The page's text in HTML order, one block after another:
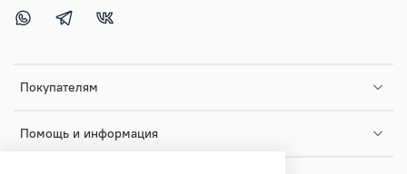
Покупателям
Помощь и информация